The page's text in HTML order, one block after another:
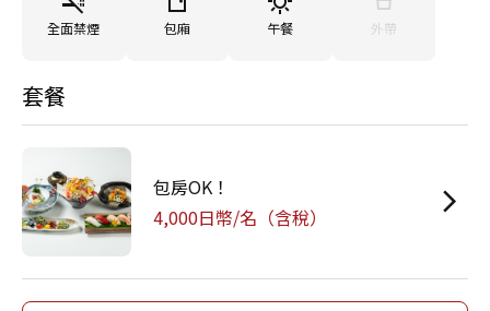
全面禁煙 包廂 午餐 外帶
套餐
包房OK！
4,000日幣/名（含稅）